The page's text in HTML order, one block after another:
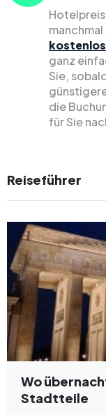
ganz
Sie,
die
für Sie
Reiseführer
Wo
Stadtteile